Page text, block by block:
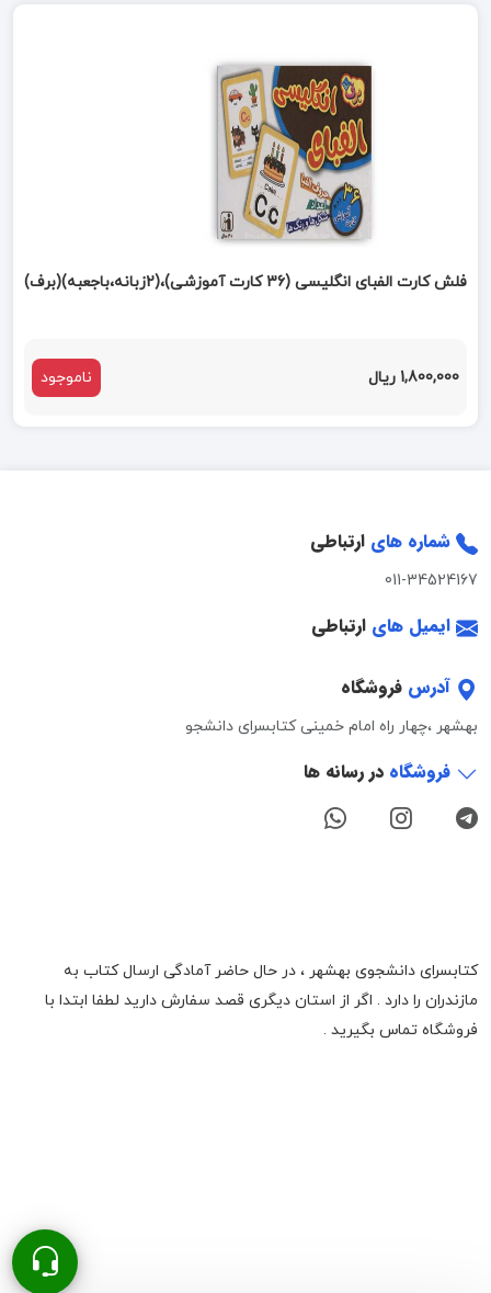
فلش کارت الفبای انگلیسی (36 کارت آموزشی)،(2زبانه،باجعبه)(برف)
1,800,000 ریال ناموجود
شماره های ارتباطی
011-34524167
ایمیل های ارتباطی
آدرس فروشگاه
بهشهر ،چهار راه امام خمینی کتابسرای دانشجو
فروشگاه در رسانه ها
کتابسرای دانشجوی بهشهر ، در حال حاضر آمادگی ارسال کتاب به
مازندران را دارد . اگر از استان دیگری قصد سفارش دارید لطفا ابتدا با
فروشگاه تماس بگیرید .